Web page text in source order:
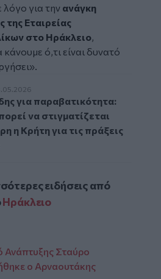
για την ανάγκη
της Εταιρείας
στο Ηράκλειο,
κάνουμε ό,τι είναι δυνατό
για παραβατικότητα: «Δεν
για παραβατικότητα:
να στιγματίζεται
η Κρήτη για τις πράξεις
ειδήσεις από
Ηράκλειο
Σταύρο
ο Αρναουτάκης